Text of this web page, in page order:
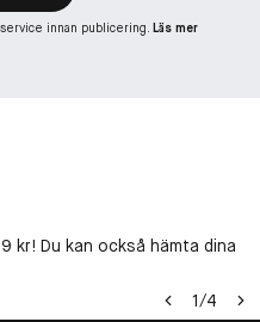
innan publicering. Läs mer
kr! Du kan också hämta dina
1/4